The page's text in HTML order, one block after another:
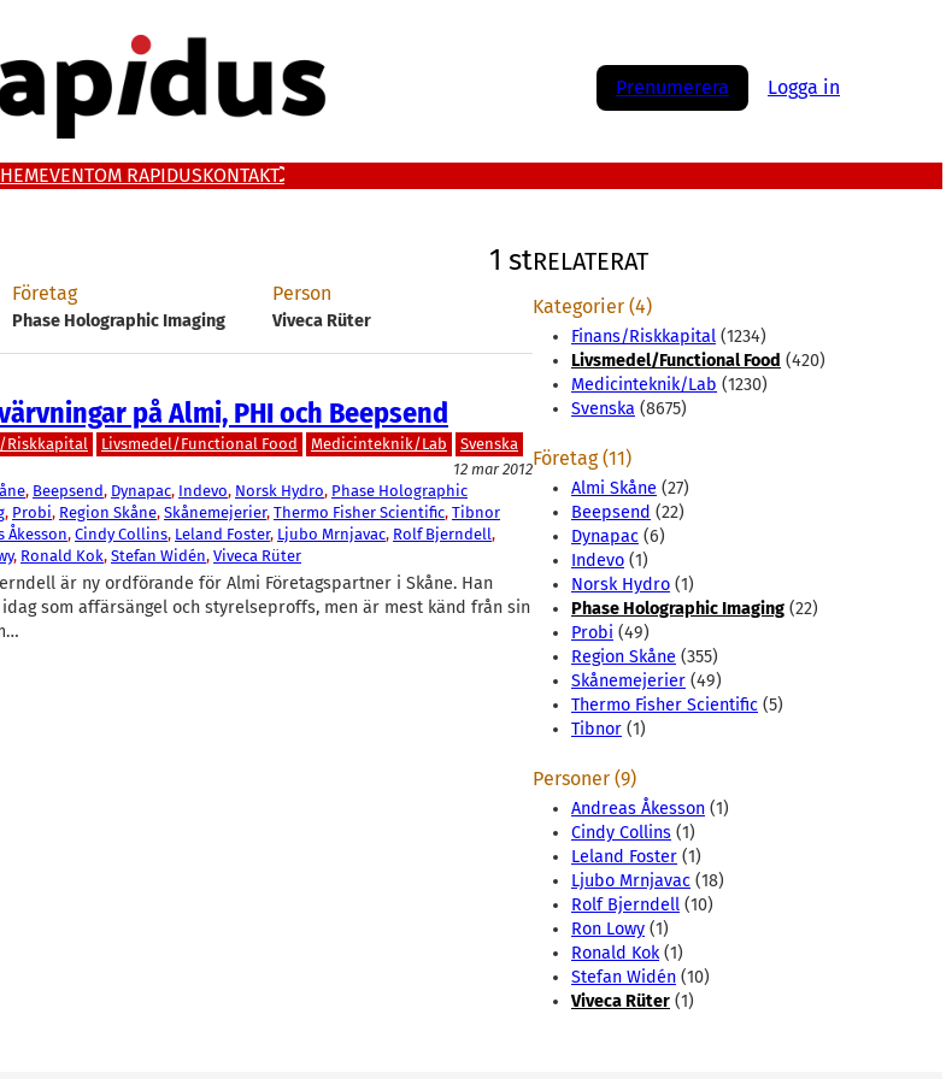
Prenumerera Logga in
HEMEVENTOM RAPIDUSKONTAKT
1 st
Företag
Phase Holographic Imaging
Person
Viveca Rüter
på Almi, PHI och Beepsend
Riskkapital Livsmedel/Functional Food Medicinteknik/Lab
Svenska
12 mar 2012
, Beepsend, Dynapac, Indevo, Norsk Hydro, Phase Holographic
, Probi, Region Skåne, Skånemejerier, Thermo Fisher Scientific, Tibnor
Åkesson, Cindy Collins, Leland Foster, Ljubo Mrnjavac, Rolf Bjerndell
, Ronald Kok, Stefan Widén, Viveca Rüter
är ny ordförande för Almi Företagspartner i Skåne. Han
som affärsängel och styrelseproffs, men är mest känd från sin
RELATERAT
Kategorier (4)
Finans/Riskkapital (1234)
Livsmedel/Functional Food (420)
Medicinteknik/Lab (1230)
Svenska (8675)
Företag (11)
Almi Skåne (27)
Beepsend (22)
Dynapac (6)
Indevo (1)
Norsk Hydro (1)
Phase Holographic Imaging (22)
Probi (49)
Region Skåne (355)
Skånemejerier (49)
Thermo Fisher Scientific (5)
Tibnor (1)
Personer (9)
Andreas Åkesson (1)
Cindy Collins (1)
Leland Foster (1)
Ljubo Mrnjavac (18)
Rolf Bjerndell (10)
Ron Lowy (1)
Ronald Kok(1)
Stefan Widén (10)
Viveca Rüter (1)